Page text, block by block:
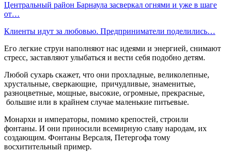
Центральный район Барнаула засверкал огнями и уже в шаге
от…
Клиенты идут за любовью. Предприниматели поделились…
Его легкие струи наполняют нас идеями и энергией, снимают
стресс, заставляют улыбаться и вести себя подобно детям.
Любой сухарь скажет, что они прохладные, великолепные,
хрустальные, сверкающие, причудливые, знаменитые,
разноцветные, мощные, высокие, огромные, прекрасные,
большие или в крайнем случае маленькие питьевые.
Монархи и императоры, помимо крепостей, строили
фонтаны. И они приносили всемирную славу народам, их
создающим. Фонтаны Версаля, Петергофа тому
восхитительный пример.